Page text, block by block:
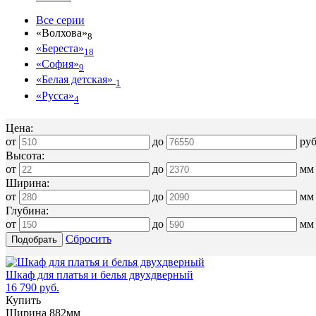
Все серии
«Волхова»8
«Береста»18
«София»9
«Белая детская» 1
«Русса»4
Цена:
от
до
руб
Высота:
от
до
мм
Ширина:
от
до
мм
Глубина:
от
до
мм
Сбросить
Шкаф для платья и белья двухдверный
16 790 руб.
Купить
Ширина 882мм